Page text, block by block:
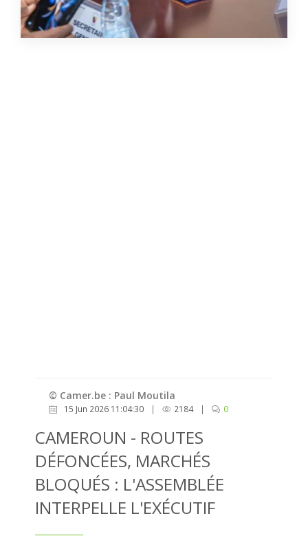
© Camer.be : Paul Moutila
15 Jun 2026 11:04:30 | 2184 | 0
CAMEROUN - ROUTES
DÉFONCÉES, MARCHÉS
BLOQUÉS : L'ASSEMBLÉE
INTERPELLE L'EXÉCUTIF